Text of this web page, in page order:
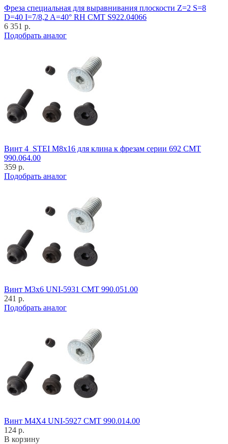
Фреза специальная для выравнивания плоскости Z=2 S=8
D=40 I=7/8,2 A=40° RH CMT S922.04066
6 351 р.
Подобрать аналог
Винт 4_STEI M8x16 для клина к фрезам серии 692 CMT
990.064.00
359 р.
Подобрать аналог
Винт M3x6 UNI-5931 CMT 990.051.00
241 р.
Подобрать аналог
Винт M4X4 UNI-5927 CMT 990.014.00
124 р.
В корзину